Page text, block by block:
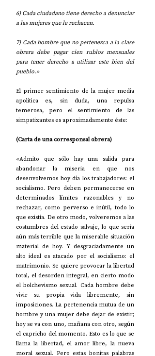
6) Cada ciudadano tiene derecho a denunciar
a las mujeres que le rechacen.
7) Cada hombre que no pertenezca a la clase
obrera debe pagar cien rublos mensuales
para tener derecho a utilizar este bien del
pueblo.»
El primer sentimiento de la mujer media
apolítica es, sin duda, una repulsa
temerosa, pero el sentimiento de las
simpatizantes es aproximadamente éste:
(Carta de una corresponsal obrera)
«Admito que sólo hay una salida para
abandonar la miseria en que nos
desenvolvemos hoy día los trabajadores: el
socialismo. Pero deben permanecerse en
determinados límites razonables y no
rechazar, como perverso e inútil, todo lo
que existía. De otro modo, volveremos a las
costumbres del estado salvaje, lo que sería
aún más terrible que la miserable situación
material de hoy. Y desgraciadamente un
alto ideal es atacado por el socialismo: el
matrimonio. Se quiere provocar la libertad
total, el desorden integral, en cierto modo
el bolchevismo sexual. Cada hombre debe
vivir su propia vida libremente, sin
imposiciones. La pertenencia mutua de un
hombre y una mujer debe dejar de existir;
hoy se va con uno, mañana con otro, según
el capricho del momento. Esto es lo que se
llama la libertad, el amor libre, la nueva
moral sexual. Pero estas bonitas palabras